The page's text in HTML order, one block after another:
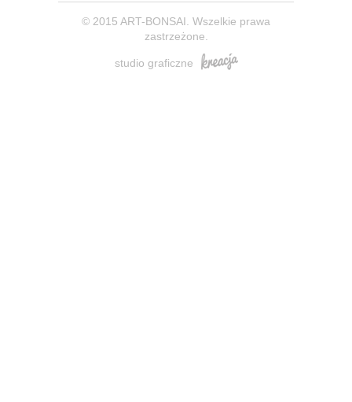
© 2015 ART-BONSAI. Wszelkie prawa
zastrzeżone.
studio graficzne